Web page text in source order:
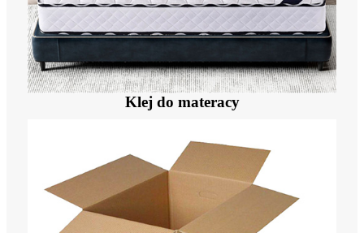
Klej do materacy